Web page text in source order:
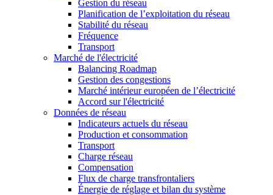
Gestion du réseau
Planification de l’exploitation du réseau
Stabilité du réseau
Fréquence
Transport
Marché de l'électricité
Balancing Roadmap
Gestion des congestions
Marché intérieur européen de l’électricité
Accord sur l'électricité
Données de réseau
Indicateurs actuels du réseau
Production et consommation
Transport
Charge réseau
Compensation
Flux de charge transfrontaliers
Énergie de réglage et bilan du système